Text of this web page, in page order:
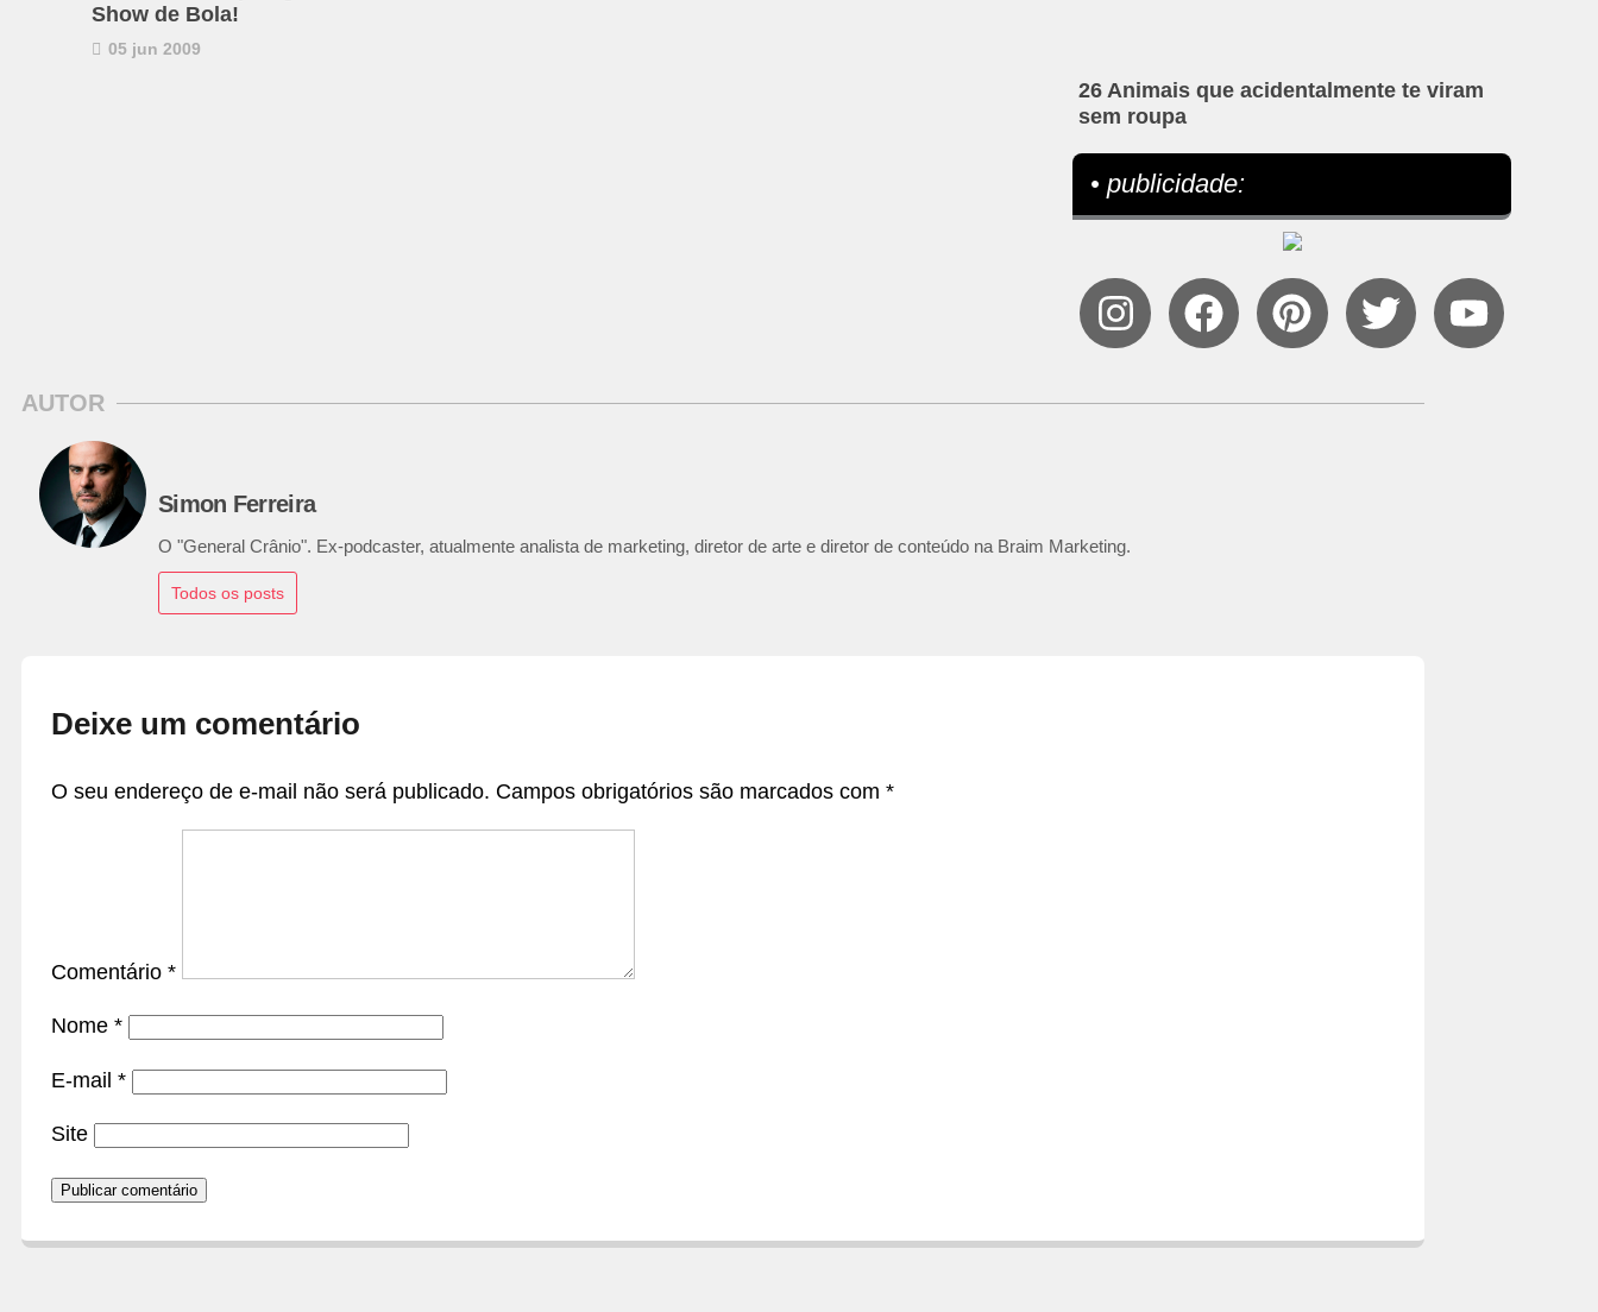
Show de Bola!
05 jun 2009
26 Animais que acidentalmente te viram
sem roupa
• publicidade:
AUTOR
Simon Ferreira
O "General Crânio". Ex-podcaster, atualmente analista de marketing, diretor de arte e diretor de conteúdo na Braim Marketing.
Todos os posts
Deixe um comentário
O seu endereço de e-mail não será publicado. Campos obrigatórios são marcados com *
Comentário *
Nome *
E-mail *
Site